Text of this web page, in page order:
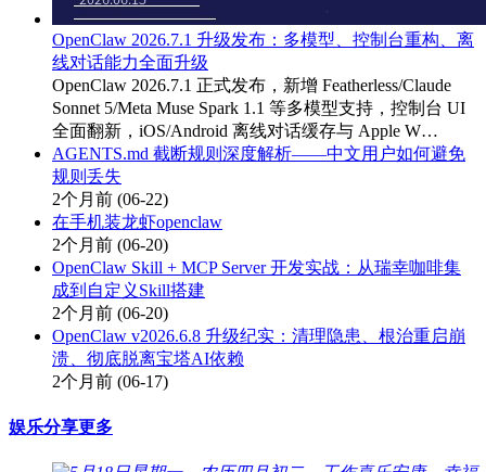
OpenClaw 2026.7.1 升级发布：多模型、控制台重构、离
线对话能力全面升级
OpenClaw 2026.7.1 正式发布，新增 Featherless/Claude
Sonnet 5/Meta Muse Spark 1.1 等多模型支持，控制台 UI
全面翻新，iOS/Android 离线对话缓存与 Apple W…
AGENTS.md 截断规则深度解析——中文用户如何避免
规则丢失
2个月前 (06-22)
在手机装龙虾openclaw
2个月前 (06-20)
OpenClaw Skill + MCP Server 开发实战：从瑞幸咖啡集
成到自定义Skill搭建
2个月前 (06-20)
OpenClaw v2026.6.8 升级纪实：清理隐患、根治重启崩
溃、彻底脱离宝塔AI依赖
2个月前 (06-17)
娱乐分享更多